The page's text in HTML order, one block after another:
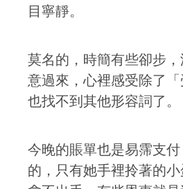
目寧靜。
莫名的，時簡有些卻步
意過來，心裡感受除了
也找不到其他形容詞了。
今晚的賬單也是易霈支
的，只有她手裡拎著的